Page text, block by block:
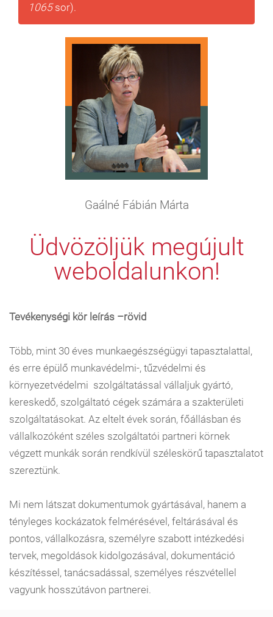
1065sor).
Gaálné Fábián Márta
Üdvözöljük megújult
weboldalunkon!
Tevékenységi kör leírás –rövid
Több, mint 30 éves munkaegészségügyi tapasztalattal,
és erre épülő munkavédelmi-, tűzvédelmi és
környezetvédelmi szolgáltatással vállaljuk gyártó,
kereskedő, szolgáltató cégek számára a szakterületi
szolgáltatásokat. Az eltelt évek során, főállásban és
vállalkozóként széles szolgáltatói partneri körnek
végzett munkák során rendkívül széleskörű tapasztalatot
szereztünk.
Mi nem látszat dokumentumok gyártásával, hanem a
tényleges kockázatok felmérésével, feltárásával és
pontos, vállalkozásra, személyre szabott intézkedési
tervek, megoldások kidolgozásával, dokumentáció
készítéssel, tanácsadással, személyes részvétellel
vagyunk hosszútávon partnerei.